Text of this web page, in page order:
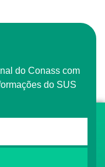
do Conass com
do SUS